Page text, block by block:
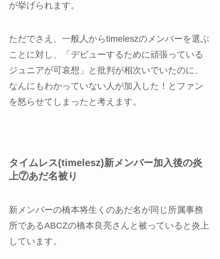
が挙げられます。
ただでさえ、一般人からtimeleszのメンバーを選ぶ
ことに対し、「デビューするために頑張っている
ジュニアが可哀想」と批判が相次いでいたのに、
なんにもわかっていない人が加入した！とファン
を怒らせてしまったと考えます。
タイムレス(timelesz)新メンバー加入後の炎
上⑦あだ名被り
新メンバーの橋本将生くのあだ名が同じ所属事務
所であるABCZの橋本良亮さんと被っていると炎上
しています。